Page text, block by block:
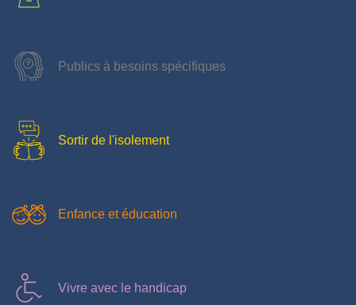
Publics à besoins spécifiques
Sortir de l'isolement
Enfance et éducation
Vivre avec le handicap